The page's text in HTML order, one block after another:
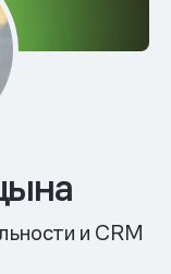
и CRM